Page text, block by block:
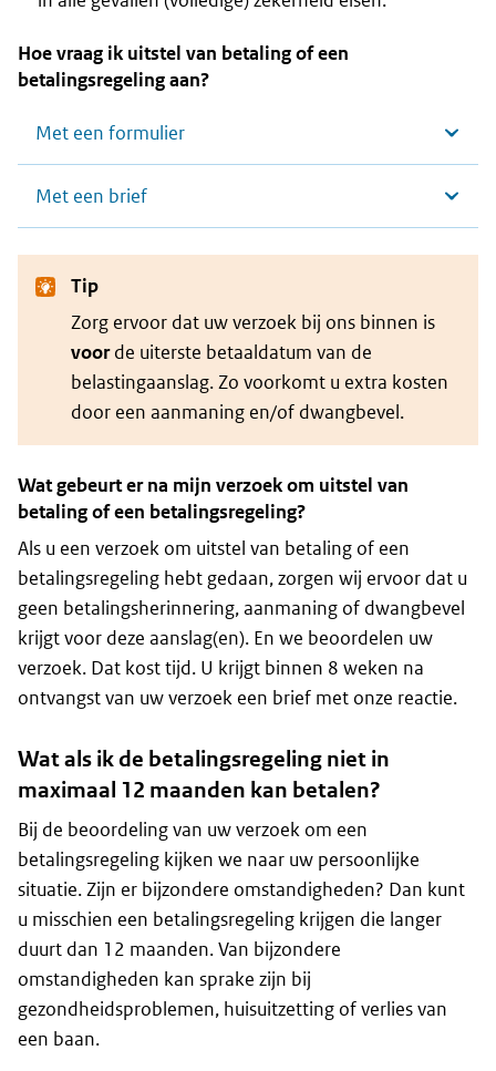
Hoe vraag ik uitstel van betaling of een
betalingsregeling aan?
Met een formulier
Met een brief
Tip
Zorg ervoor dat uw verzoek bij ons binnen is
voorde uiterste betaaldatum van de
belastingaanslag. Zo voorkomt u extra kosten
door een aanmaning en/of dwangbevel.
Wat gebeurt er na mijn verzoek om uitstel van
betaling of een betalingsregeling?
Als u een verzoek om uitstel van betaling of een
betalingsregeling hebt gedaan, zorgen wij ervoor dat u
geen betalingsherinnering, aanmaning of dwangbevel
krijgt voor deze aanslag(en). En we beoordelen uw
verzoek. Dat kost tijd. U krijgt binnen 8 weken na
ontvangst van uw verzoek een brief met onze reactie.
Wat als ik de betalingsregeling niet in
maximaal 12 maanden kan betalen?
Bij de beoordeling van uw verzoek om een
betalingsregeling kijken we naar uw persoonlijke
situatie. Zijn er bijzondere omstandigheden? Dan kunt
u misschien een betalingsregeling krijgen die langer
duurt dan 12 maanden. Van bijzondere
omstandigheden kan sprake zijn bij
gezondheidsproblemen, huisuitzetting of verlies van
een baan.